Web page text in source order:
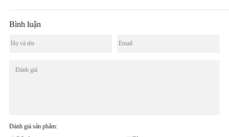
Bình luận
Đánh giá sản phẩm: